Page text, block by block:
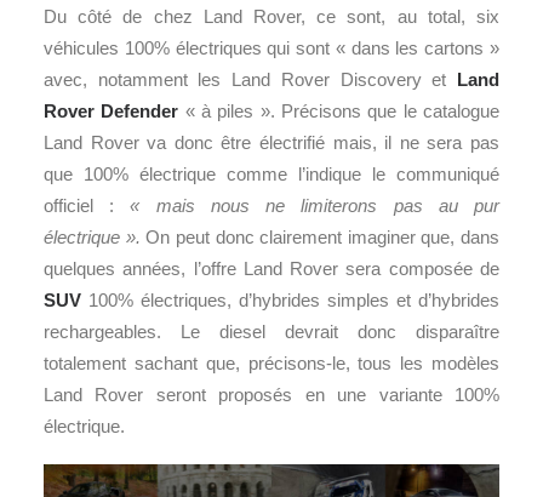
Du côté de chez Land Rover, ce sont, au total, six
véhicules 100% électriques qui sont « dans les cartons »
avec, notamment les Land Rover Discovery et Land
Rover Defender « à piles ». Précisons que le catalogue
Land Rover va donc être électrifié mais, il ne sera pas
que 100% électrique comme l’indique le communiqué
officiel :« mais nous ne limiterons pas au pur
électrique ».On peut donc clairement imaginer que, dans
quelques années, l’offre Land Rover sera composée de
SUV 100% électriques, d’hybrides simples et d’hybrides
rechargeables. Le diesel devrait donc disparaître
totalement sachant que, précisons-le, tous les modèles
Land Rover seront proposés en une variante 100%
électrique.